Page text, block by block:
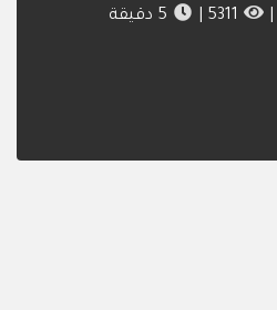
5 دقيقة